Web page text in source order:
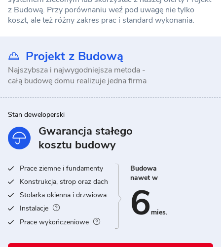
z Budową. Przy porównaniu weź pod uwagę nie tylko
koszt, ale też różny zakres prac i standard wykonania.
Projekt z Budową
Najszybsza i najwygodniejsza metoda -
całą budowę domu realizuje jedna firma
Stan deweloperski
Gwarancja stałego
kosztu budowy
Prace ziemne i fundamenty
Konstrukcja, strop oraz dach
Stolarka okienna i drzwiowa
Instalacje
Prace wykończeniowe
Budowa
nawet w
6 mies.